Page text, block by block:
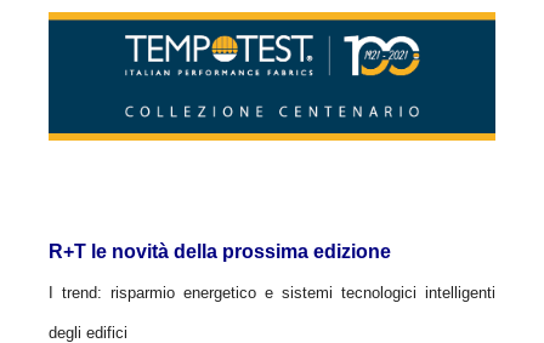
R+T le novità della prossima edizione
I trend: risparmio energetico e sistemi tecnologici intelligenti
degli edifici